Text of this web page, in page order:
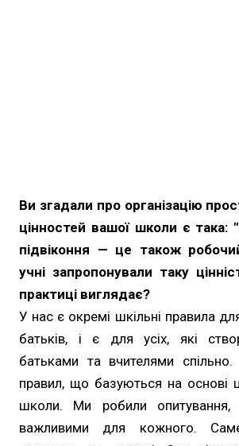
Ви згадали про організацію
цінностей вашої школи є така:
підвіконня — це також
учні запропонували таку
практиці виглядає?
У нас є окремі шкільні правила для
батьків, і є для усіх, які
батьками та вчителями
правил, що базуються на основі
школи. Ми робили опитування,
важливими для кожного.